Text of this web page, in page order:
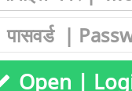
Open |